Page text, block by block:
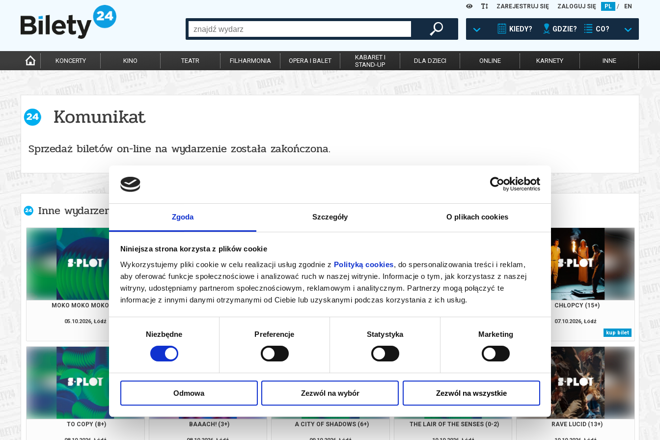
Zgoda Szczegóły O plikach cookies
Niniejsza strona korzysta z plików cookie
Wykorzystujemy pliki cookie w celu realizacji usług zgodnie z Polityką cookies, do spersonalizowania treści i reklam,
aby oferować funkcje społecznościowe i analizować ruch w naszej witrynie. Informacje o tym, jak korzystasz z naszej
witryny, udostępniamy partnerom społecznościowym, reklamowym i analitycznym. Partnerzy mogą połączyć te
informacje z innymi danymi otrzymanymi od Ciebie lub uzyskanymi podczas korzystania z ich usług.
Niezbędne Preferencje Statystyka Marketing
Odmowa Zezwól na wybór Zezwól na wszystkie
ZAREJESTRUJ SIĘ ZALOGUJ SIĘ PL / EN
KIEDY? GDZIE? CO?
KONCERTY KINO TEATR FILHARMONIA OPERA I BALET
KABARET I
STAND-UP
DLA DZIECI ONLINE KARNETY INNE
Komunikat
Sprzedaż biletów on-line na wydarzenie została zakończona.
Inne wydarzenia organizatora
MOKO MOKO MOKO (4+)
05.10.2026, Łódź
TRASHEDY (13+)
kup bilet
*OF… @H / OH! (12+)
kup bilet
TRASHEDY (13+)
kup bilet
CHŁOPCY (15+)
07.10.2026, Łódź
kup bilet
TO COPY (8+) BAAACH! (3+) A CITY OF SHADOWS (6+) THE LAIR OF THE SENSES (0-2) RAVE LUCID (13+)